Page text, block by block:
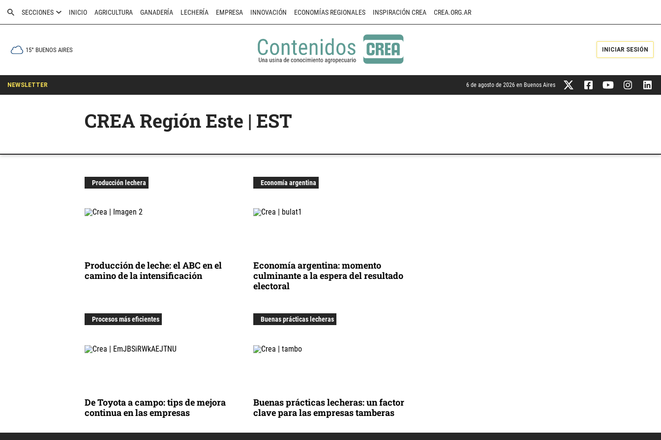
SECCIONES INICIO AGRICULTURA GANADERÍA LECHERÍA EMPRESA INNOVACIÓN ECONOMÍAS REGIONALES INSPIRACIÓN CREA CREA.ORG.AR
15° BUENOS AIRES INICIAR SESIÓN
NEWSLETTER 6 de agosto de 2026 en Buenos Aires
CREA Región Este | EST
Producción lechera
Producción de leche: el ABC en el
camino de la intensificación
Economía argentina
Economía argentina: momento
culminante a la espera del resultado
electoral
Procesos más eficientes
De Toyota a campo: tips de mejora
continua en las empresas
Buenas prácticas lecheras
Buenas prácticas lecheras: un factor
clave para las empresas tamberas